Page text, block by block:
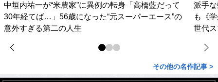
中垣内祐一が“米農家”に異例の転身「高橋藍だって
30年経てば…」56歳になった“元スーパーエース”の
意外すぎる第二の人生
派手
も《
世代
その他の名作記事 >